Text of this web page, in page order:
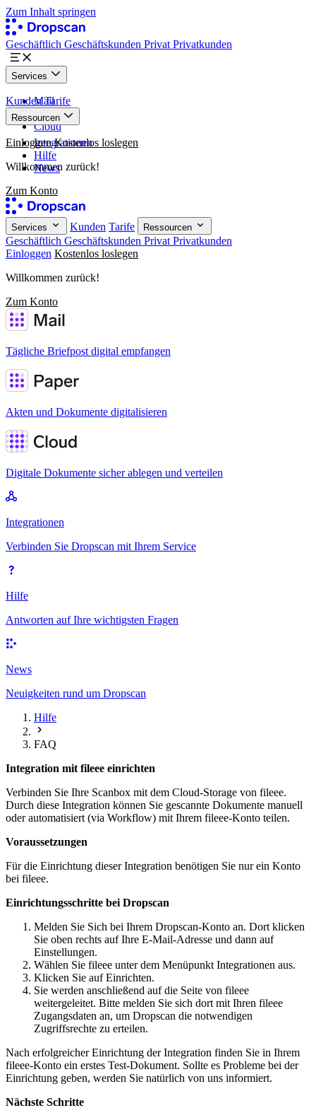
Zum Inhalt springen
Geschäftlich Geschäftskunden Privat Privatkunden
Services
Mail
Paper
Cloud
Kunden Tarife
Ressourcen
Integrationen
Hilfe
News
Einloggen Kostenlos loslegen
Willkommen zurück!
Zum Konto
Services Kunden Tarife Ressourcen
Geschäftlich Geschäftskunden Privat Privatkunden
Einloggen Kostenlos loslegen
Willkommen zurück!
Zum Konto
Tägliche Briefpost digital empfangen
Akten und Dokumente digitalisieren
Digitale Dokumente sicher ablegen und verteilen
Integrationen
Verbinden Sie Dropscan mit Ihrem Service
Hilfe
Antworten auf Ihre wichtigsten Fragen
News
Neuigkeiten rund um Dropscan
Hilfe
FAQ
Integration mit fileee einrichten
Verbinden Sie Ihre Scanbox mit dem Cloud-Storage von fileee.
Durch diese Integration können Sie gescannte Dokumente manuell
oder automatisiert (via Workflow) mit Ihrem fileee-Konto teilen.
Voraussetzungen
Für die Einrichtung dieser Integration benötigen Sie nur ein Konto
bei fileee.
Einrichtungsschritte bei Dropscan
Melden Sie Sich bei Ihrem Dropscan-Konto an. Dort klicken
Sie oben rechts auf Ihre E-Mail-Adresse und dann auf
Einstellungen.
Wählen Sie fileee unter dem Menüpunkt Integrationen aus.
Klicken Sie aufEinrichten.
Sie werden anschließend auf die Seite von fileee
weitergeleitet. Bitte melden Sie sich dort mit Ihren fileee
Zugangsdaten an, um Dropscan die notwendigen
Zugriffsrechte zu erteilen.
Nach erfolgreicher Einrichtung der Integration finden Sie in Ihrem
fileee-Konto ein erstes Test-Dokument. Sollte es Probleme bei der
Einrichtung geben, werden Sie natürlich von uns informiert.
Nächste Schritte